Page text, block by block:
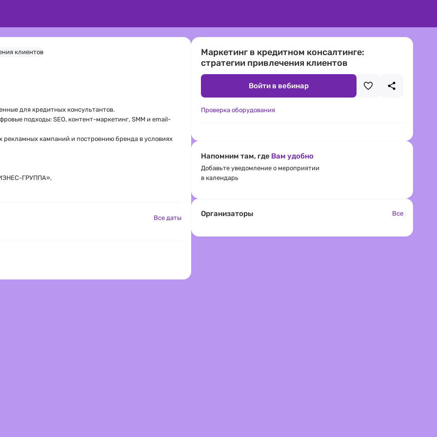
для кредитных консультантов.
подходы: SEO, контент-маркетинг, SMM и email-
кампаний и построению бренда в условиях
ГРУППА»,
Все даты
Маркетинг в кредитном консалтинге:
стратегии привлечения клиентов
Войти в вебинар
Проверка оборудования
Напомним там, где Вам удобно
Добавьте уведомление о мероприятии
в календарь
Организаторы Все